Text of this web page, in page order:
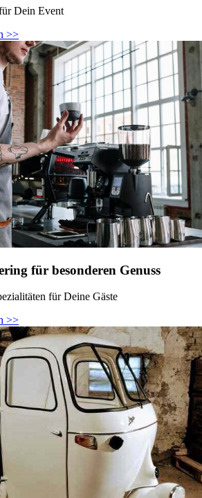
Dein Event
>>
für besonderen Genuss
für Deine Gäste
>>